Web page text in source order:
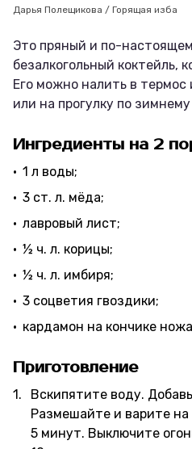
Дарья Полещикова / Горящая изба
Это пряный и по-
безалкогольный коктейль,
Его можно налить в термос
или на прогулку по зимнему
Ингредиенты на 2
1 л воды;
3 ст. л. мёда;
лавровый лист;
½ ч. л. корицы;
½ ч. л. имбиря;
3 соцветия гвоздики;
кардамон на кончике
Приготовление
Вскипятите воду.
Размешайте и варите
5 минут. Выключите